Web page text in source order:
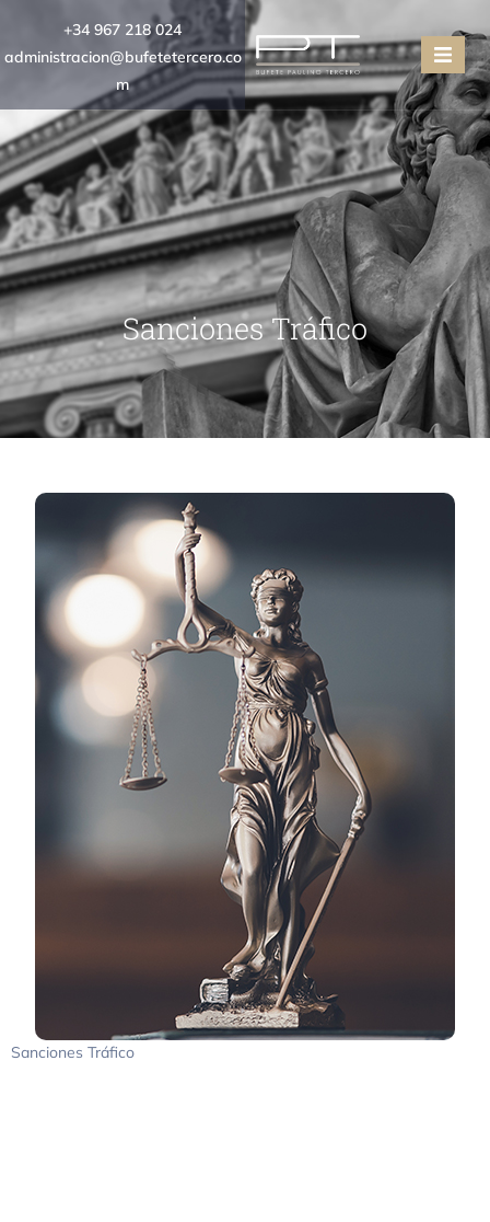
+34 967 218 024
administracion@bufetetercero.co
m
Sanciones Tráfico
Sanciones Tráfico